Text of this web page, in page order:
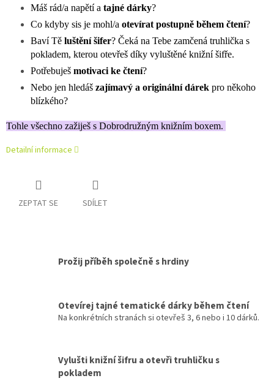
Máš rád/a napětí a tajné dárky?
Co kdyby sis je mohl/a otevírat postupně během čtení?
Baví Tě luštění šifer? Čeká na Tebe zamčená truhlička s
pokladem, kterou otevřeš díky vyluštěné knižní šifře.
Potřebuješ motivaci ke čtení?
Nebo jen hledáš zajímavý a originální dárek pro někoho
blízkého?
Tohle všechno zažiješ s Dobrodružným knižním boxem.
Detailní informace
ZEPTAT SE SDÍLET
Prožij příběh společně s hrdiny
Otevírej tajné tematické dárky během čtení
Na konkrétních stranách si otevřeš 3, 6 nebo i 10 dárků.
Vylušti knižní šifru a otevři truhličku s
pokladem